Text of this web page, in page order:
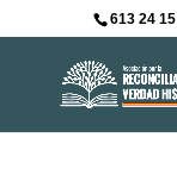
613 24